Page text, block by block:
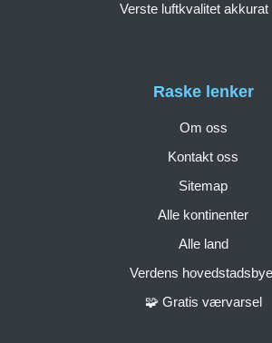
Raske lenker
Om oss
Kontakt oss
Sitemap
Alle kontinenter
Alle land
Verdens
🧩 Gratis værvarsel
Verste luftkvalitet akkurat